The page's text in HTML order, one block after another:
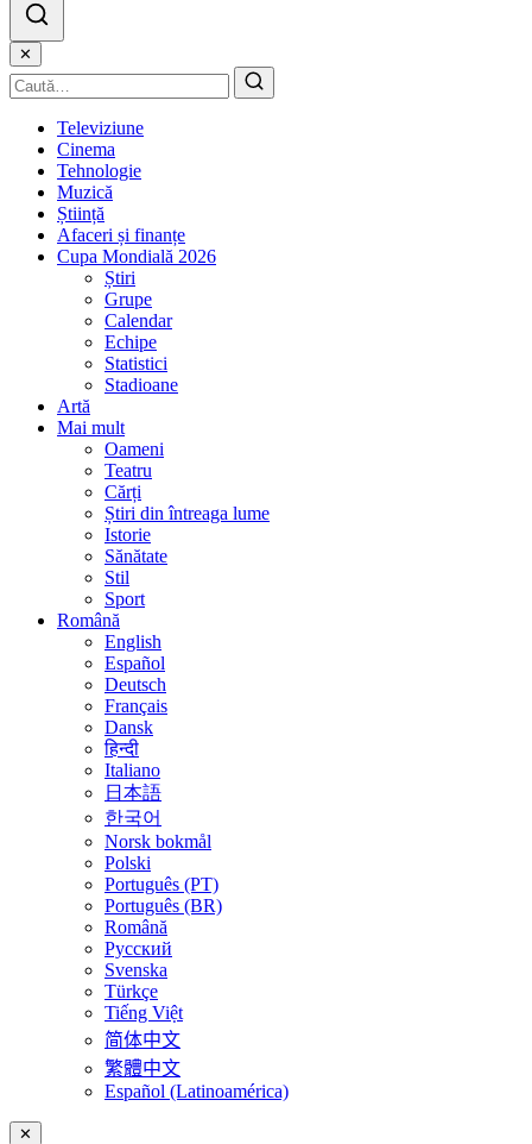
✕
Televiziune
Cinema
Tehnologie
Muzică
Știință
Afaceri și finanțe
Cupa Mondială 2026
Știri
Grupe
Calendar
Echipe
Statistici
Stadioane
Artă
Mai mult
Oameni
Teatru
Cărți
Știri din întreaga lume
Istorie
Sănătate
Stil
Sport
Română
English
Español
Deutsch
Français
Dansk
हिन्दी
Italiano
日本語
한국어
Norsk bokmål
Polski
Português (PT)
Português (BR)
Română
Русский
Svenska
Türkçe
Tiếng Việt
简体中文
繁體中文
Español (Latinoamérica)
✕